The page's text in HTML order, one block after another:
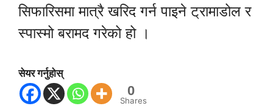
सिफारिसमा मात्रै खरिद गर्न पाइने ट्रामाडोल र
स्पास्मो बरामद गरेको हो ।
सेयर गर्नुहोस्
0
Shares